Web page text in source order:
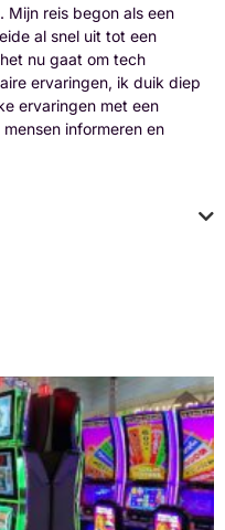
Mijn reis begon als een
al snel uit tot een
nu gaat om tech
ervaringen, ik duik diep
ervaringen met een
informeren en